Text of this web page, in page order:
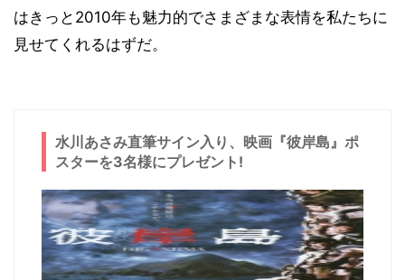
はきっと2010年も魅力的でさまざまな表情を私たちに
見せてくれるはずだ。
水川あさみ直筆サイン入り、映画『彼岸島』ポ
スターを3名様にプレゼント!